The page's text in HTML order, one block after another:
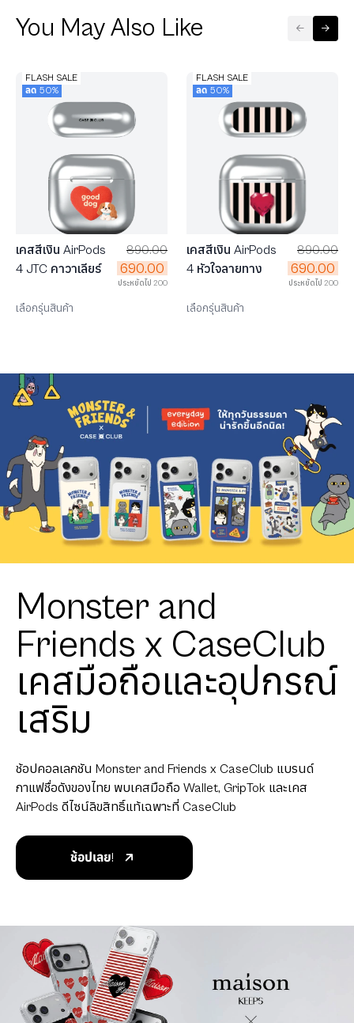
You May Also Like
FLASH SALE
ลด 50%
เคสสีเงิน AirPods
4 JTC คาวาเลียร์
890.00
690.00
ประหยัดไป 200
เลือกรุ่นสินค้า
FLASH SALE
ลด 50%
เคสสีเงิน AirPods
4 หัวใจลายทาง
890.00
690.00
ประหยัดไป 200
เลือกรุ่นสินค้า
Monster and
Friends x CaseClub
เคสมือถือและอุปกรณ์
เสริม
ช้อปคอลเลกชัน Monster and Friends x CaseClub แบรนด์
กาแฟชื่อดังของไทย พบเคสมือถือ Wallet, GripTok และเคส
AirPods ดีไซน์ลิขสิทธิ์แท้เฉพาะที่ CaseClub
ช้อปเลย!